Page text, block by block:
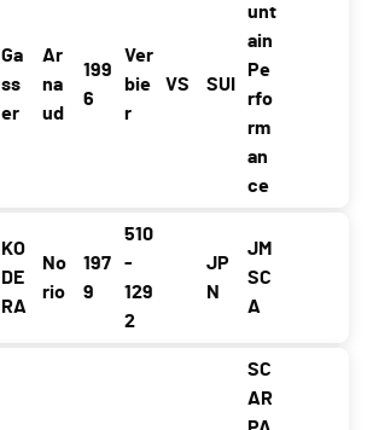
Ga
ss
er
Ar
na
ud
199
6
Ver
bie
r
VS SUI
unt
ain
Pe
rfo
rm
an
ce
KO
DE
RA
No
rio
197
9
510
-
129
2
JP
N
JM
SC
A
SC
AR